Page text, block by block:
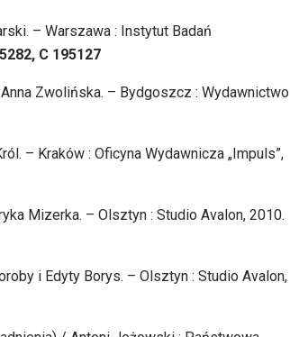
– Warszawa : Instytut Badań
C 195127
Zwolińska. – Bydgoszcz : Wydawnictwo
– Kraków : Oficyna Wydawnicza „Impuls”,
Mizerka. – Olsztyn : Studio Avalon, 2010.
i Edyty Borys. – Olsztyn : Studio Avalon,